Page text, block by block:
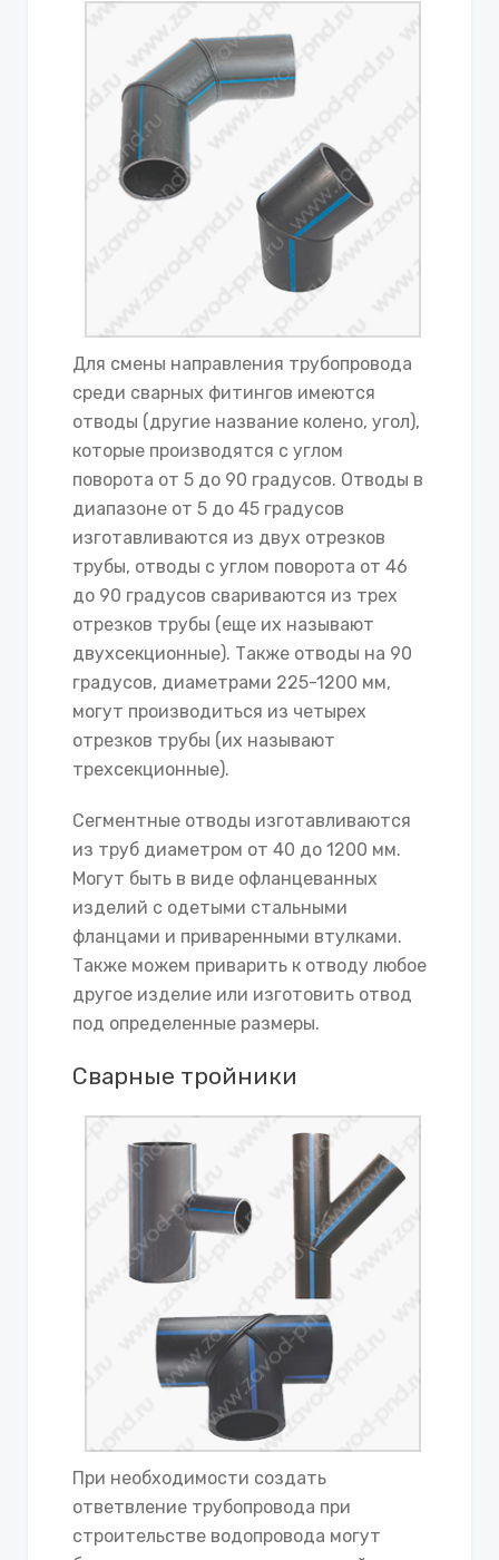
Для смены направления трубопровода
среди сварных фитингов имеются
отводы (другие название колено, угол),
которые производятся с углом
поворота от 5 до 90 градусов. Отводы в
диапазоне от 5 до 45 градусов
изготавливаются из двух отрезков
трубы, отводы с углом поворота от 46
до 90 градусов свариваются из трех
отрезков трубы (еще их называют
двухсекционные). Также отводы на 90
градусов, диаметрами 225-1200 мм,
могут производиться из четырех
отрезков трубы (их называют
трехсекционные).
Сегментные отводы изготавливаются
из труб диаметром от 40 до 1200 мм.
Могут быть в виде офланцеванных
изделий с одетыми стальными
фланцами и приваренными втулками.
Также можем приварить к отводу любое
другое изделие или изготовить отвод
под определенные размеры.
Сварные тройники
При необходимости создать
ответвление трубопровода при
строительстве водопровода могут